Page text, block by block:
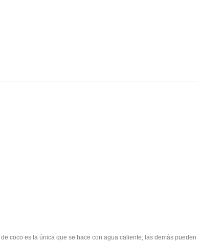
coco es la única que se hace con agua caliente; las demás pueden